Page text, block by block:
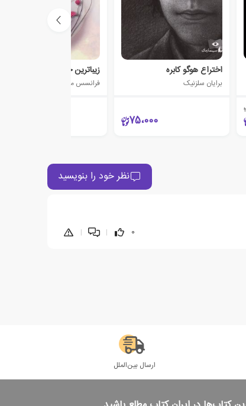
اختراع هوگو کابره
برایان سلزنیک
75،000
زیباترین جای جهان این جاست
فرانسس میرالس
نظر خود را بنویسید
0
|
|
ارسال بین‌الملل